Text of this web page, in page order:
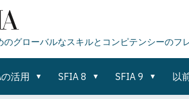
のグローバルなスキルとコンピテンシーのフ
活用 SFIA 8 SFIA 9 以